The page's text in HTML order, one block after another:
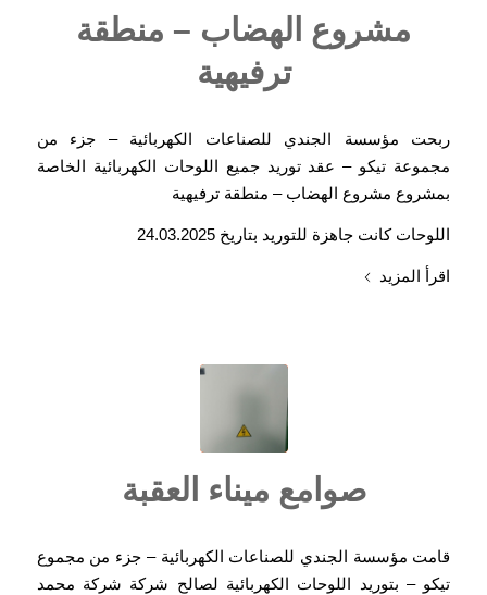
مشروع الهضاب – منطقة
ترفيهية
ربحت مؤسسة الجندي للصناعات الكهربائية – جزء من
مجموعة تيكو – عقد توريد جميع اللوحات الكهربائية الخاصة
بمشروع مشروع الهضاب – منطقة ترفيهية
اللوحات كانت جاهزة للتوريد بتاريخ 24.03.2025
اقرأ المزيد
صوامع ميناء العقبة
قامت مؤسسة الجندي للصناعات الكهربائية – جزء من مجموع
تيكو – بتوريد اللوحات الكهربائية لصالح شركة شركة محمد